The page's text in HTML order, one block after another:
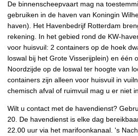
De binnenscheepvaart mag na
gebruiken in de haven van Koningin
haven). Het Havenbedrijf Rotterdam
rekening. In het gebied rond de KW-
voor huisvuil: 2 containers op de hoek
loswal bij het Grote Visserijplein) en één
Noordzijde op de loswal ter hoogte van
containers zijn alleen voor huisvuil in
chemisch afval of ruimvuil mag u er niet
Wilt u contact met de havendienst?
20. De havendienst is elke dag
22.00 uur via het marifoonkanaal. 's